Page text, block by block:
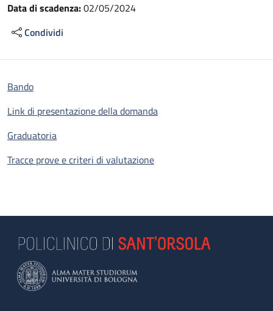
Data di scadenza:02/05/2024
Condividi
Bando
Link di presentazione della domanda
Graduatoria
Tracce prove e criteri di valutazione